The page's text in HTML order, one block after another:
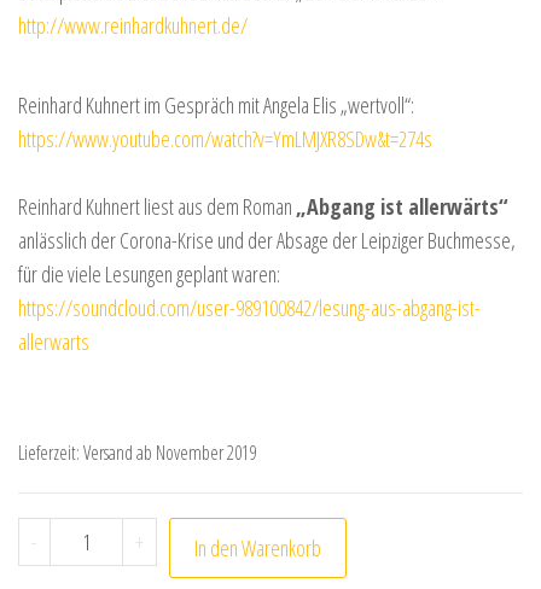
http://www.reinhardkuhnert.de/
Reinhard Kuhnert im Gespräch mit Angela Elis „wertvoll“:
https://www.youtube.com/watch?v=YmLMJXR8SDw&t=274s
Reinhard Kuhnert liest aus dem Roman „Abgang ist allerwärts“
anlässlich der Corona-Krise und der Absage der Leipziger Buchmesse,
für die viele Lesungen geplant waren:
https://soundcloud.com/user-989100842/lesung-aus-abgang-ist-
allerwarts
Lieferzeit:Versand ab November 2019
- Reinhard Kuhnert: Abgang ist allerwärts. Roman Menge
+ In den Warenkorb